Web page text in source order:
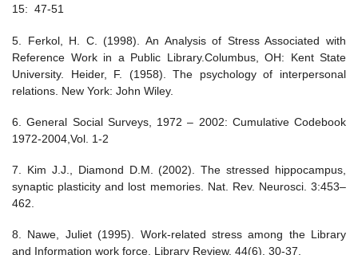
15: 47-51
5. Ferkol, H. C. (1998). An Analysis of Stress Associated with
Reference Work in a Public Library.Columbus, OH: Kent State
University. Heider, F. (1958). The psychology of interpersonal
relations. New York: John Wiley.
6. General Social Surveys, 1972 – 2002: Cumulative Codebook
1972-2004,Vol. 1-2
7. Kim J.J., Diamond D.M. (2002). The stressed hippocampus,
synaptic plasticity and lost memories. Nat. Rev. Neurosci. 3:453–
462.
8. Nawe, Juliet (1995). Work-related stress among the Library
and Information work force. Library Review. 44(6). 30-37.